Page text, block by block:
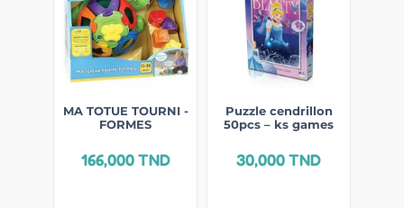
MA TOTUE TOURNI -
FORMES
166,000TND
Puzzle cendrillon
50pcs – ks games
30,000TND